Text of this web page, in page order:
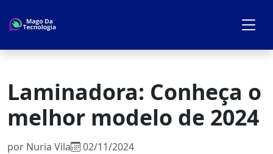
Laminadora: Conheça o
melhor modelo de 2024
por Nuria Vila 02/11/2024